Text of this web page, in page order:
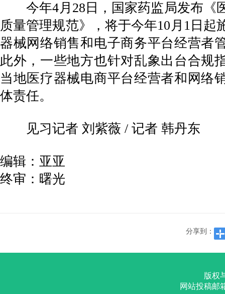
今年4月28日，国家药监局发布《
质量管理规范》，将于今年10月1日起
器械网络销售和电子商务平台经营者
此外，一些地方也针对乱象出台合规
当地医疗器械电商平台经营者和网络
体责任。
见习记者 刘紫薇 / 记者 韩丹东
编辑：亚亚
终审：曙光
分享到：
版权
网站投稿邮